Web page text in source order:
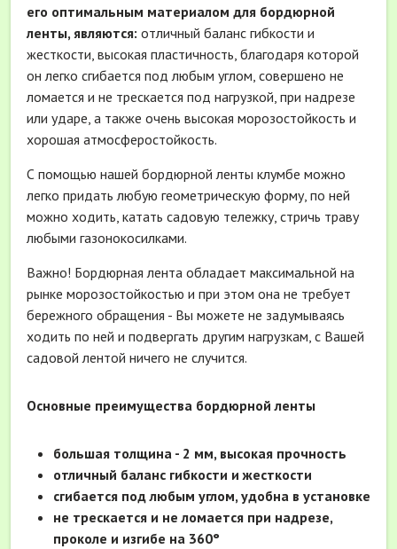
его оптимальным материалом для бордюрной
ленты, являются: отличный баланс гибкости и
жесткости, высокая пластичность, благодаря которой
он легко сгибается под любым углом, совершено не
ломается и не трескается под нагрузкой, при надрезе
или ударе, а также очень высокая морозостойкость и
хорошая атмосферостойкость.
С помощью нашей бордюрной ленты клумбе можно
легко придать любую геометрическую форму, по ней
можно ходить, катать садовую тележку, стричь траву
любыми газонокосилками.
Важно! Бордюрная лента обладает максимальной на
рынке морозостойкостью и при этом она не требует
бережного обращения - Вы можете не задумываясь
ходить по ней и подвергать другим нагрузкам, с Вашей
садовой лентой ничего не случится.
Основные преимущества бордюрной ленты
большая толщина - 2 мм, высокая прочность
отличный баланс гибкости и жесткости
сгибается под любым углом, удобна в установке
не трескается и не ломается при надрезе,
проколе и изгибе на 360°